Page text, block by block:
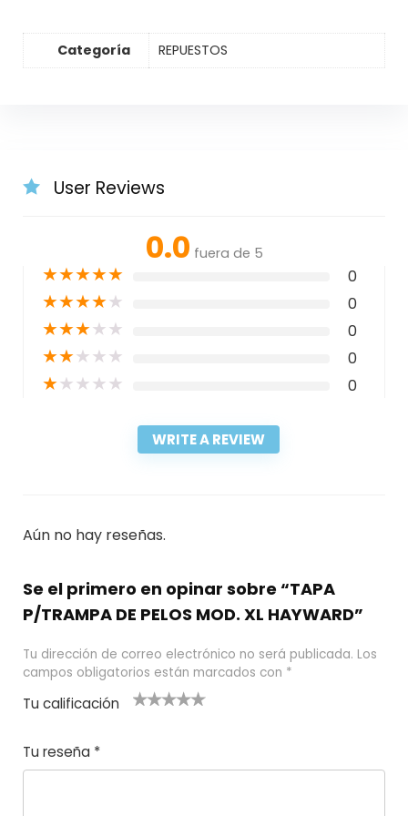
Categoría REPUESTOS
User Reviews
0.0 fuera de 5
★★★★★ 0
★★★★★ 0
★★★★★ 0
★★★★★ 0
★★★★★ 0
WRITE A REVIEW
Aún no hay reseñas.
Se el primero en opinar sobre “TAPA
P/TRAMPA DE PELOS MOD. XL HAYWARD”
Tu dirección de correo electrónico no será publicada. Los
campos obligatorios están marcados con *
Tu calificación
e
5
las
s
Tu reseña *